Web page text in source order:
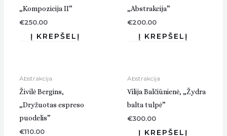
„Kompozicija II”
€250.00
„Abstrakcija”
€200.00
Abstrakcija
Živilė Bergins,
„Dryžuotas espreso
puodelis”
€110.00
Abstrakcija
Vilija Balčiūnienė, „Žydra
balta tulpė”
€300.00